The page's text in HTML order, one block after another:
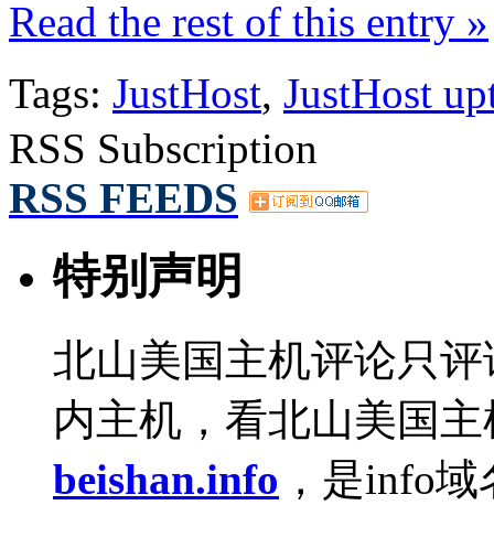
Read the rest of this entry »
Tags: JustHost, JustHost
RSS Subscription
RSS FEEDS
特别声明
北山美国主机评论只
内主机，看北山美国
beishan.info ，是info